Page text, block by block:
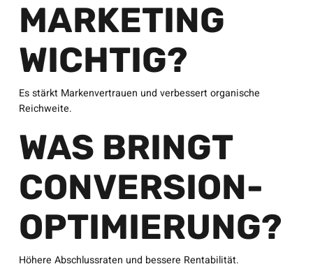
MARKETING
WICHTIG?
Es stärkt Markenvertrauen und verbessert organische
Reichweite.
WAS BRINGT
CONVERSION-
OPTIMIERUNG?
Höhere Abschlussraten und bessere Rentabilität.